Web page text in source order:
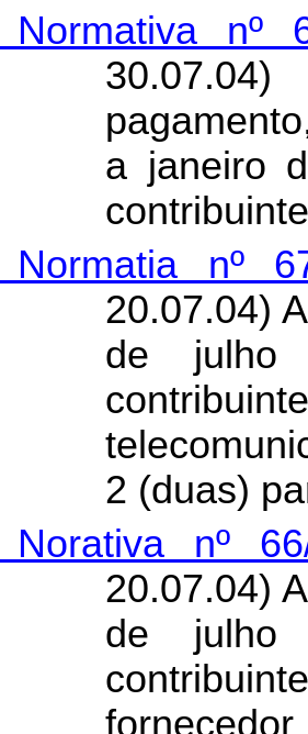
Normativa nº
a janeiro
Normatia nº
20.07.04)
de julho
2 (duas)
Norativa nº
20.07.04)
de julho